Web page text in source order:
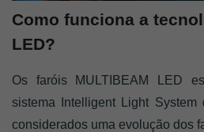
Como funciona a
LED?
Os faróis MULTIBEAM LED
sistema Intelligent Light System
considerados uma evolução dos